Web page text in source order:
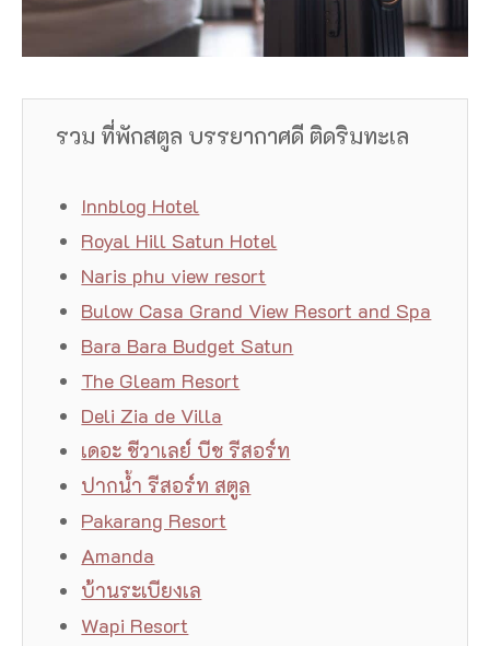
รวม ที่พักสตูล บรรยากาศดี ติดริมทะเล
Innblog Hotel
Royal Hill Satun Hotel
Naris phu view resort
Bulow Casa Grand View Resort and Spa
Bara Bara Budget Satun
The Gleam Resort
Deli Zia de Villa
เดอะ ชีวาเลย์ บีช รีสอร์ท
ปากน้ำ รีสอร์ท สตูล
Pakarang Resort
Amanda
บ้านระเบียงเล
Wapi Resort